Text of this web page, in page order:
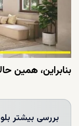
بنابراین، همین
بررسی بیشتر